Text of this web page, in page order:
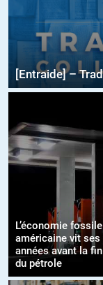
[Entraide] –
L’économie fossile
américaine vit ses
années avant la fin
du pétrole